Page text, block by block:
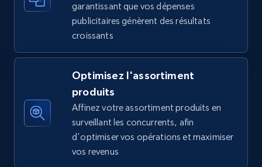
Walmart - products
URL, Final price, Sku, Currency, Gtin,
Specifications, Image urls, Top reviews, and
more.
Walmart - products - Find new products by
using specific category URL
garantissant que vos dépenses
publicitaires génèrent des résultats
croissants
Optimisez l'assortiment
produits
Affinez votre assortiment produits en
surveillant les concurrents, afin
d'optimiser vos opérations et maximiser
vos revenus